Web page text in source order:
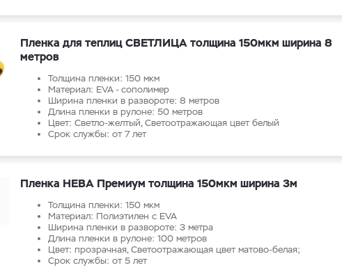
Пленка для теплиц СВЕТЛИЦА толщина 150мкм ширина 8
метров
Толщина пленки: 150 мкм
Материал: EVA - сополимер
Ширина пленки в развороте: 8 метров
Длина пленки в рулоне: 50 метров
Цвет: Светло-желтый, Светоотражающая цвет белый
Срок службы: от 7 лет
Пленка НЕВА Премиум толщина 150мкм ширина 3м
Толщина пленки: 150 мкм
Материал: Полиэтилен с EVA
Ширина пленки в развороте: 3 метра
Длина пленки в рулоне: 100 метров
Цвет: прозрачная, Светоотражающая цвет матово-белая;
Срок службы: от 5 лет